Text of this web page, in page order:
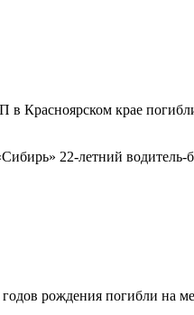
Красноярском крае
22-летний
рождения погибли на